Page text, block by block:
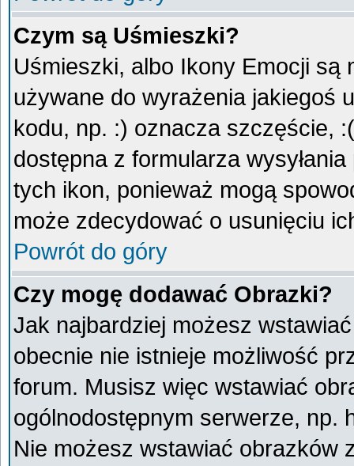
Czym są Uśmieszki?
Uśmieszki, albo Ikony Emocji są
używane do wyrażenia jakiegoś
kodu, np. :) oznacza szczęście,
dostępna z formularza
tych ikon, ponieważ mogą
może zdecydować o usunięciu
Powrót do góry
Czy mogę dodawać Obrazki?
Jak najbardziej możesz
obecnie nie istnieje możliwość
forum. Musisz więc wstawiać
ogólnodostępnym serwerze, np.
Nie możesz wstawiać obrazków